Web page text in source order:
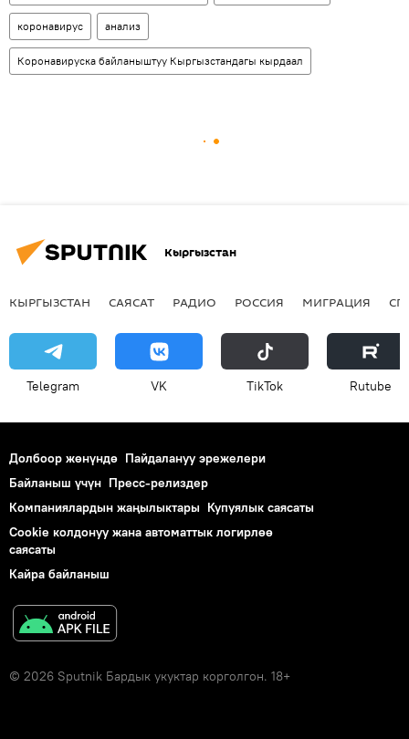
коронавирус анализ
Коронавируска байланыштуу Кыргызстандагы кырдаал
Кыргызстан
КЫРГЫЗСТАН САЯСАТ РАДИО РОССИЯ МИГРАЦИЯ
Telegram VK ТikТоk Rutube
Долбоор жөнүндө Пайдалануу эрежелери
Байланыш үчүн Пресс-релиздер
Компаниялардын жаңылыктары Купуялык саясаты
Cookie колдонуу жана автоматтык логирлөө
саясаты
Кайра байланыш
© 2026 Sputnik Бардык укуктар корголгон. 18+